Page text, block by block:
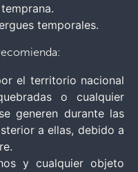
temporales.
el territorio nacional
o cualquier
generen durante las
a ellas, debido a
y cualquier objeto